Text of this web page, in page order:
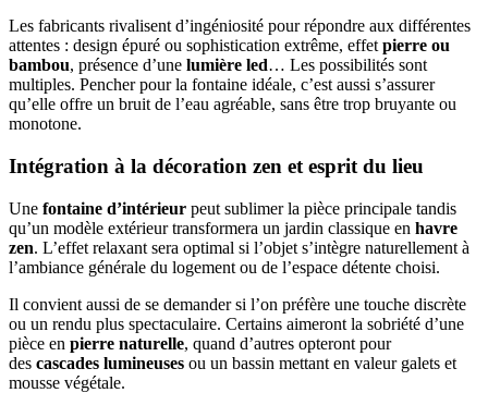
Les fabricants rivalisent d’ingéniosité pour répondre aux différentes
attentes : design épuré ou sophistication extrême, effet pierre ou
bambou, présence d’une lumière led… Les possibilités sont
multiples. Pencher pour la fontaine idéale, c’est aussi s’assurer
qu’elle offre un bruit de l’eau agréable, sans être trop bruyante ou
monotone.
Intégration à la décoration zen et esprit du lieu
Une fontaine d’intérieur peut sublimer la pièce principale tandis
qu’un modèle extérieur transformera un jardin classique en havre
zen. L’effet relaxant sera optimal si l’objet s’intègre naturellement à
l’ambiance générale du logement ou de l’espace détente choisi.
Il convient aussi de se demander si l’on préfère une touche discrète
ou un rendu plus spectaculaire. Certains aimeront la sobriété d’une
pièce en pierre naturelle, quand d’autres opteront pour
des cascades lumineuses ou un bassin mettant en valeur galets et
mousse végétale.